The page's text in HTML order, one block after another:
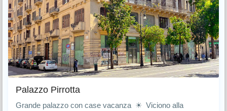
Palazzo Pirrotta
Grande palazzo con case vacanza ☀ Viciono alla